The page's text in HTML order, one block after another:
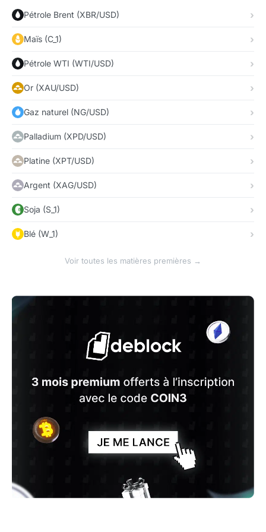
Pétrole Brent (XBR/USD)
Maïs (C_1)
Pétrole WTI (WTI/USD)
Or (XAU/USD)
Gaz naturel (NG/USD)
Palladium (XPD/USD)
Platine (XPT/USD)
Argent (XAG/USD)
Soja (S_1)
Blé (W_1)
Voir toutes les matières premières →